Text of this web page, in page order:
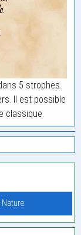
5 strophes.
Il est possible
classique.